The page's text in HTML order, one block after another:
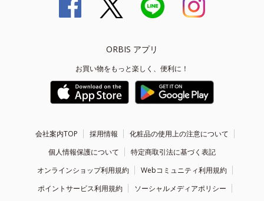
ORBIS アプリ
お買い物をもっと楽しく、便利に！
会社案内TOP 採用情報
化粧品の使用上の注意について
個人情報保護について
特定商取引法に基づく表記
オンラインショップ利用規約
Webコミュニティ利用規約
ポイントサービス利用規約
ソーシャルメディアポリシー